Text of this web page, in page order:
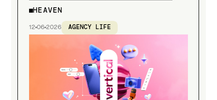
HEAVEN
12062026 AGENCY LIFE